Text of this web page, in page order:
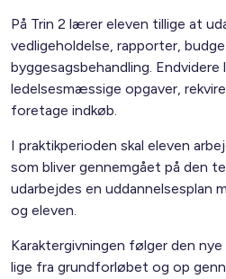
På Trin 2 lærer eleven tillige at
vedligeholdelse, rapporter,
byggesagsbehandling.
ledelsesmæssige opgaver,
foretage indkøb.
I praktikperioden skal eleven
som bliver gennemgået på den
udarbejdes en uddannelsesplan
og eleven.
Karaktergivningen følger den
lige fra grundforløbet og op